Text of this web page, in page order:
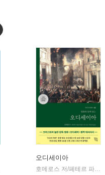
오디세이아
호메로스 저/페테르 파울 루벤스 그림/박문재 역